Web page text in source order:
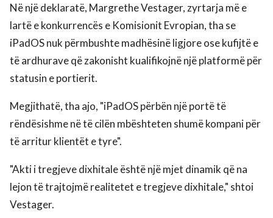
Në një deklaratë, Margrethe Vestager, zyrtarja më e
lartë e konkurrencës e Komisionit Evropian, tha se
iPadOS nuk përmbushte madhësinë ligjore ose kufijtë e
të ardhurave që zakonisht kualifikojnë një platformë për
statusin e portierit.
Megjithatë, tha ajo, "iPadOS përbën një portë të
rëndësishme në të cilën mbështeten shumë kompani për
të arritur klientët e tyre".
"Akti i tregjeve dixhitale është një mjet dinamik që na
lejon të trajtojmë realitetet e tregjeve dixhitale," shtoi
Vestager.